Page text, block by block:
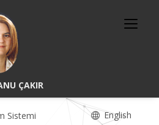
ÇAKIR
Sistemi English